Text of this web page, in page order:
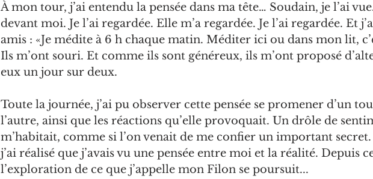
À mon tour, j’ai entendu la pensée dans ma tête… Soudain, je l’ai
devant moi. Je l’ai regardée. Elle m’a regardée. Je l’ai regardée. Et
amis : «Je médite à 6 h chaque matin. Méditer ici ou dans mon lit,
Ils m’ont souri. Et comme ils sont généreux, ils m’ont proposé
eux un jour sur deux.
Toute la journée, j’ai pu observer cette pensée se promener d’un
l’autre, ainsi que les réactions qu’elle provoquait. Un drôle de
m’habitait, comme si l’on venait de me confier un important
j’ai réalisé que j’avais vu une pensée entre moi et la réalité. Depuis
l’exploration de ce que j’appelle mon Filon se poursuit...